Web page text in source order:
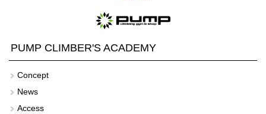
PUMP CLIMBER'S ACADEMY
Concept
News
Access